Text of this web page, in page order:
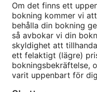
Om det finns ett
bokning kommer vi
behålla din bokning
så avbokar vi din
skyldighet att
ett felaktigt (lägre)
bokningsbekräftelse,
varit uppenbart för